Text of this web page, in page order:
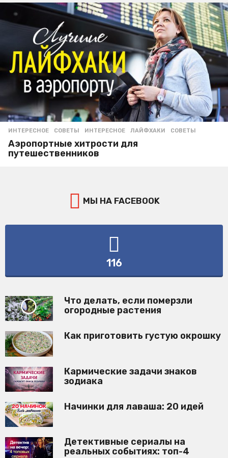
ИНТЕРЕСНОЕ ,СОВЕТЫ ИНТЕРЕСНОЕ ,ЛАЙФХАКИ ,СОВЕТЫ
Аэропортные хитрости для
путешественников
МЫ НА FACEBOOK
116
Что делать, если померзли
огородные растения
Как приготовить густую окрошку
Кармические задачи знаков
зодиака
Начинки для лаваша: 20 идей
Детективные сериалы на
реальных событиях: топ-4